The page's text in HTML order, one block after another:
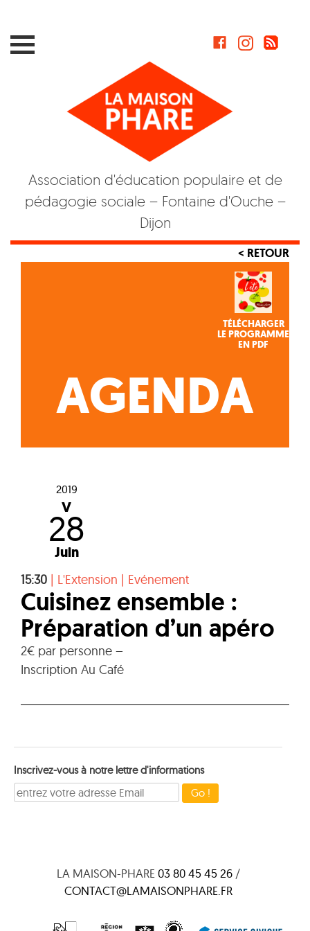
Association d'éducation populaire et de
pédagogie sociale – Fontaine d'Ouche –
Dijon
< RETOUR
TÉLÉCHARGER
LE PROGRAMME
EN PDF
AGENDA
2019
V
28
Juin
15:30 | L'Extension | Evénement
Cuisinez ensemble :
Préparation d’un apéro
2€ par personne –
Inscription Au Café
Inscrivez-vous à notre lettre d'informations
LA MAISON-PHARE 03 80 45 45 26 /
CONTACT@LAMAISONPHARE.FR